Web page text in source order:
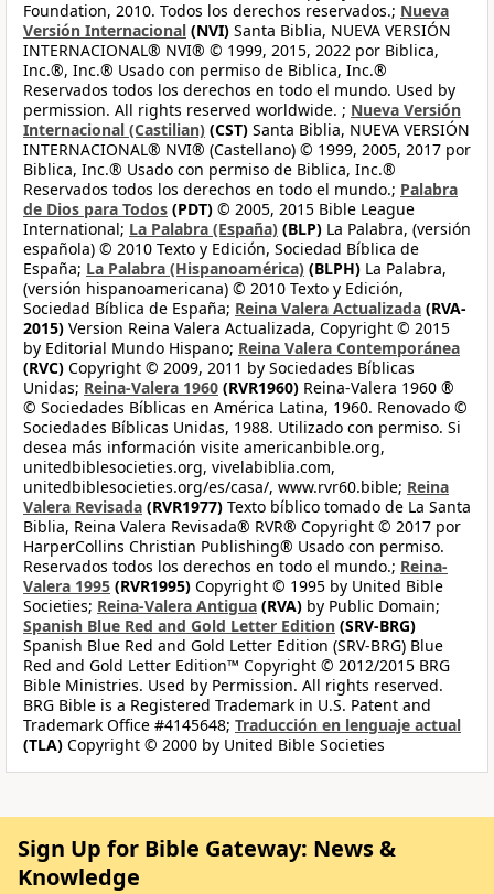
Foundation, 2010. Todos los derechos reservados.; Nueva
Versión Internacional (NVI) Santa Biblia, NUEVA VERSIÓN
INTERNACIONAL® NVI® © 1999, 2015, 2022 por Biblica,
Inc.®, Inc.® Usado con permiso de Biblica, Inc.®
Reservados todos los derechos en todo el mundo. Used by
permission. All rights reserved worldwide. ; Nueva Versión
Internacional (Castilian) (CST) Santa Biblia, NUEVA VERSIÓN
INTERNACIONAL® NVI® (Castellano) © 1999, 2005, 2017 por
Biblica, Inc.® Usado con permiso de Biblica, Inc.®
Reservados todos los derechos en todo el mundo.; Palabra
de Dios para Todos (PDT) © 2005, 2015 Bible League
International; La Palabra (España) (BLP) La Palabra, (versión
española) © 2010 Texto y Edición, Sociedad Bíblica de
España; La Palabra (Hispanoamérica) (BLPH) La Palabra,
(versión hispanoamericana) © 2010 Texto y Edición,
Sociedad Bíblica de España; Reina Valera Actualizada (RVA-
2015) Version Reina Valera Actualizada, Copyright © 2015
by Editorial Mundo Hispano; Reina Valera Contemporánea
(RVC) Copyright © 2009, 2011 by Sociedades Bíblicas
Unidas; Reina-Valera 1960 (RVR1960) Reina-Valera 1960 ®
© Sociedades Bíblicas en América Latina, 1960. Renovado ©
Sociedades Bíblicas Unidas, 1988. Utilizado con permiso. Si
desea más información visite americanbible.org,
unitedbiblesocieties.org, vivelabiblia.com,
unitedbiblesocieties.org/es/casa/, www.rvr60.bible; Reina
Valera Revisada (RVR1977) Texto bíblico tomado de La Santa
Biblia, Reina Valera Revisada® RVR® Copyright © 2017 por
HarperCollins Christian Publishing® Usado con permiso.
Reservados todos los derechos en todo el mundo.; Reina-
Valera 1995 (RVR1995) Copyright © 1995 by United Bible
Societies; Reina-Valera Antigua (RVA) by Public Domain;
Spanish Blue Red and Gold Letter Edition (SRV-BRG)
Spanish Blue Red and Gold Letter Edition (SRV-BRG) Blue
Red and Gold Letter Edition™ Copyright © 2012/2015 BRG
Bible Ministries. Used by Permission. All rights reserved.
BRG Bible is a Registered Trademark in U.S. Patent and
Trademark Office #4145648; Traducción en lenguaje actual
(TLA) Copyright © 2000 by United Bible Societies
Sign Up for Bible Gateway: News &
Knowledge